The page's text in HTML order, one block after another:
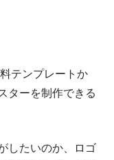
テンプレートか
ターを制作できる
したいのか、ロゴ